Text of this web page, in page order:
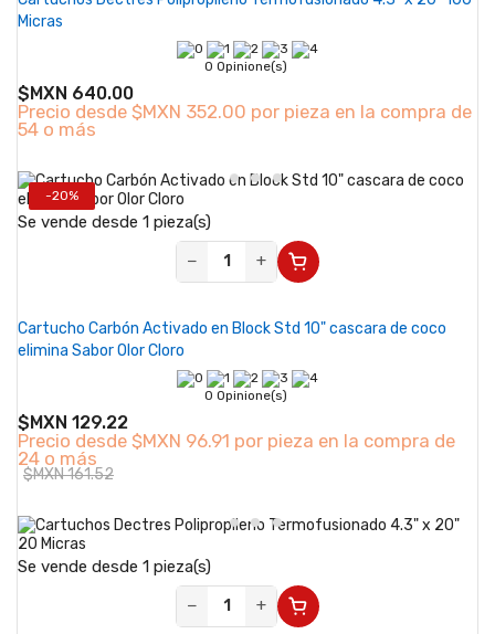
Micras
0 Opinione(s)
$MXN 640.00
Precio desde $MXN 352.00 por pieza en la compra de
54 o más
-20%
Se vende desde 1 pieza(s)
−
+
Cartucho Carbón Activado en Block Std 10" cascara de coco
elimina Sabor Olor Cloro
0 Opinione(s)
$MXN 129.22
Precio desde $MXN 96.91 por pieza en la compra de
24 o más
$MXN 161.52
Se vende desde 1 pieza(s)
−
+